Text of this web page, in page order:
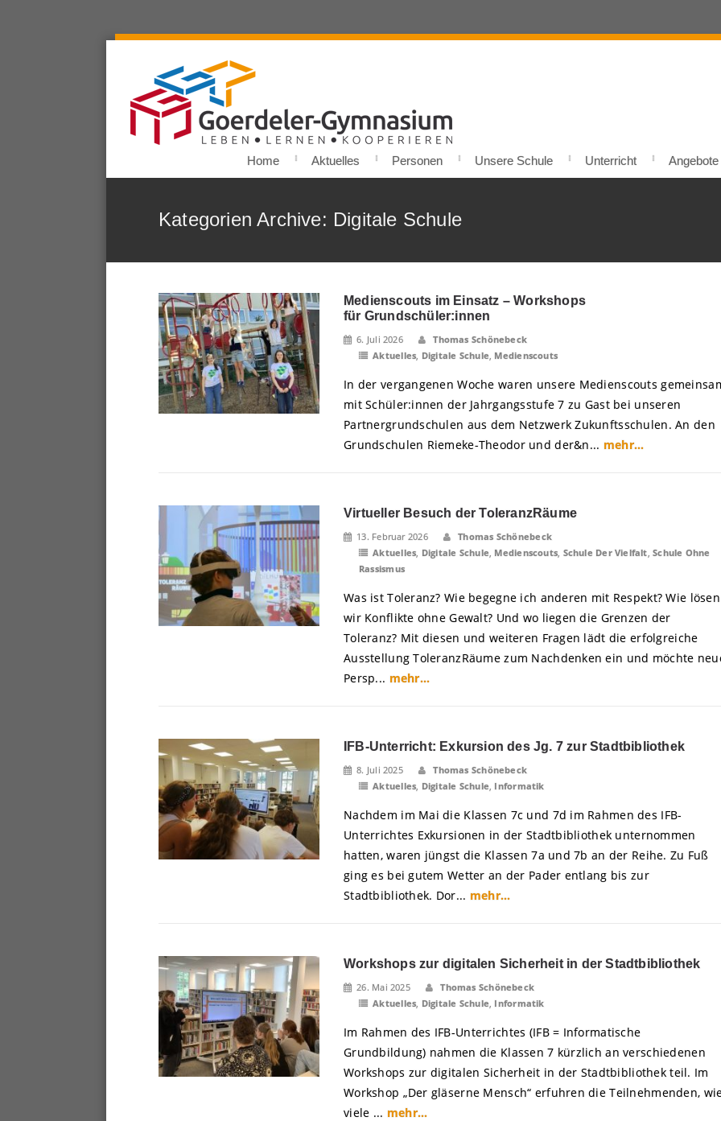
Home Aktuelles Personen Unsere Schule Unterricht
Kategorien Archive: Digitale Schule
Medienscouts im Einsatz – Workshops
für Grundschüler:innen
6. Juli 2026
Thomas Schönebeck
Aktuelles, Digitale Schule, Medienscouts
In der vergangenen Woche waren unsere Medienscouts
mit Schüler:innen der Jahrgangsstufe 7 zu Gast bei unseren
Partnergrundschulen aus dem Netzwerk Zukunftsschulen. An den
Grundschulen Riemeke-Theodor und der&n... mehr...
Virtueller Besuch der ToleranzRäume
13. Februar 2026
Thomas Schönebeck
Aktuelles, Digitale Schule, Medienscouts, Schule Der Vielfalt,Schule Ohne
Rassismus
Was ist Toleranz? Wie begegne ich anderen mit Respekt? Wie lösen
wir Konflikte ohne Gewalt? Und wo liegen die Grenzen der
Toleranz? Mit diesen und weiteren Fragen lädt die erfolgreiche
Ausstellung ToleranzRäume zum Nachdenken ein und möchte
Persp... mehr...
IFB-Unterricht: Exkursion des Jg. 7 zur Stadtbibliothek
8. Juli 2025
Thomas Schönebeck
Aktuelles, Digitale Schule, Informatik
Nachdem im Mai die Klassen 7c und 7d im Rahmen des IFB-
Unterrichtes Exkursionen in der Stadtbibliothek unternommen
hatten, waren jüngst die Klassen 7a und 7b an der Reihe. Zu Fuß
ging es bei gutem Wetter an der Pader entlang bis zur
Stadtbibliothek. Dor... mehr...
Workshops zur digitalen Sicherheit in der Stadtbibliothek
26. Mai 2025
Thomas Schönebeck
Aktuelles, Digitale Schule, Informatik
Im Rahmen des IFB-Unterrichtes (IFB = Informatische
Grundbildung) nahmen die Klassen 7 kürzlich an verschiedenen
Workshops zur digitalen Sicherheit in der Stadtbibliothek teil. Im
Workshop „Der gläserne Mensch“ erfuhren die Teilnehmenden,
viele ... mehr...